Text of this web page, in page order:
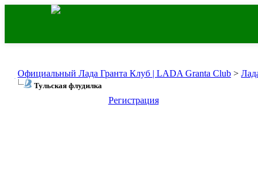
Официальный Лада Гранта Клуб | LADA Granta Club >
Тульская флудилка
Регистрация